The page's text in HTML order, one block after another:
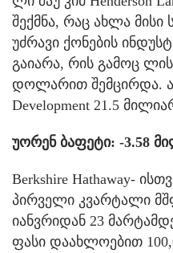
შექმნა, რაც ახლა
უძრავი ქონების
გაიარა, რის გამოც
დოლარით შემცირდა.
Development 21.5
უორენ ბაფეტი: -3.58
Berkshire Hathaway-
პირველი კვარტალი
იანვრიდან 23
ფასი დაახლოებით